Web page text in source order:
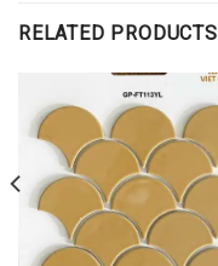
RELATED PRODUCTS